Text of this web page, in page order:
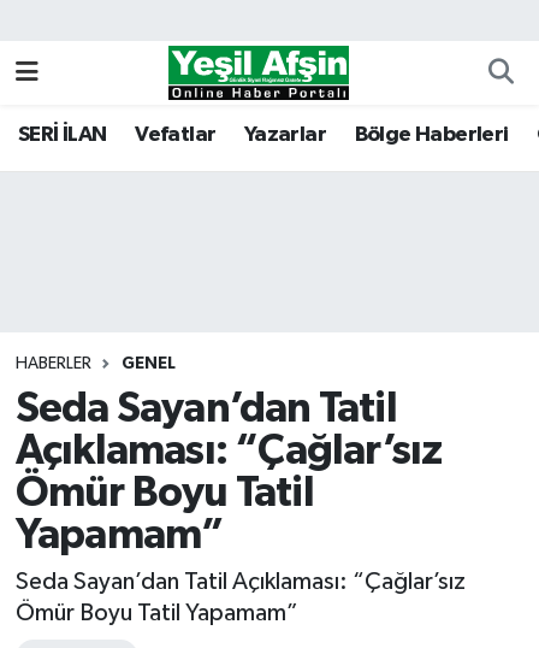
SERİ İLAN Vefatlar Yazarlar Bölge Haberleri
HABERLER GENEL
Seda Sayan’dan Tatil
Açıklaması: “Çağlar’sız
Ömür Boyu Tatil
Yapamam”
Seda Sayan’dan Tatil Açıklaması: “Çağlar’sız
Ömür Boyu Tatil Yapamam”
Kahramanmaraş Nöbetçi Eczaneler
Tüm Manşetler
Son Dakika Haberleri